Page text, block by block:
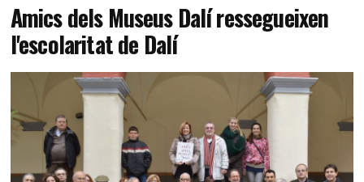
Amics dels Museus Dalí ressegueixen
l'escolaritat de Dalí